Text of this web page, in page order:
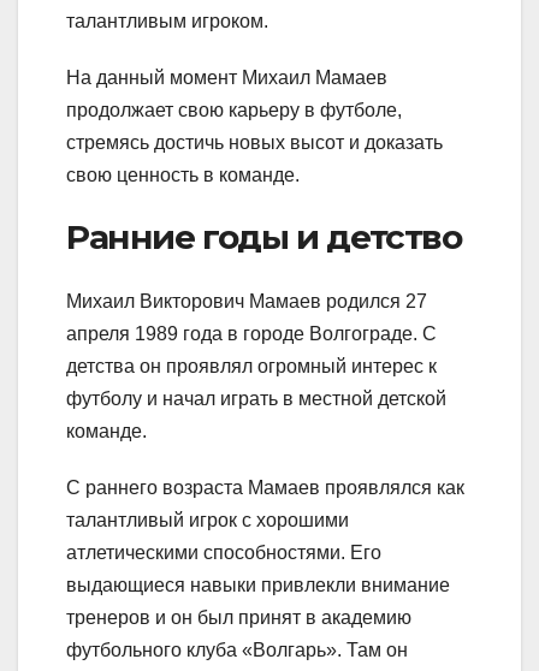
талантливым игроком.
На данный момент Михаил Мамаев
продолжает свою карьеру в футболе,
стремясь достичь новых высот и доказать
свою ценность в команде.
Ранние годы и детство
Михаил Викторович Мамаев родился 27
апреля 1989 года в городе Волгограде. С
детства он проявлял огромный интерес к
футболу и начал играть в местной детской
команде.
С раннего возраста Мамаев проявлялся как
талантливый игрок с хорошими
атлетическими способностями. Его
выдающиеся навыки привлекли внимание
тренеров и он был принят в академию
футбольного клуба «Волгарь». Там он